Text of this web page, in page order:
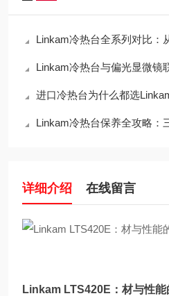
Linkam冷热台全系列对比
Linkam冷热台与偏光显微镜
进口冷热台为什么都选
Linkam冷热台保养全攻略：
详细介绍 在线留言
Linkam LTS420E：材与性能